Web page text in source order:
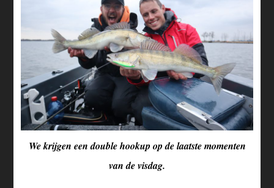
We krijgen een double hookup op de laatste momenten
van de visdag.